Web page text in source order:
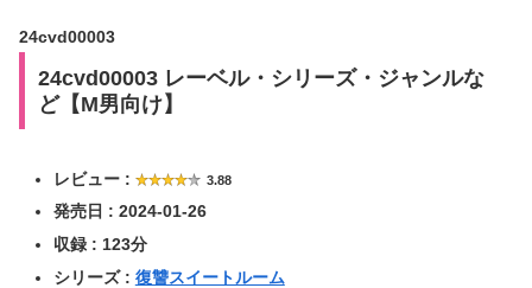
24cvd00003
24cvd00003 レーベル・シリーズ・ジャンルな
ど【M男向け】
レビュー : 3.88
発売日 : 2024-01-26
収録 : 123分
シリーズ : 復讐スイートルーム